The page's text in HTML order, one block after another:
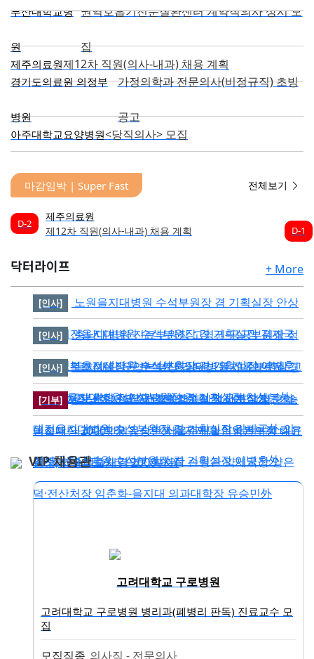
부산대학교병
원
권역호흡기전문질환센터 계약직의사 상시 모
집
제주의료원제12차 직원(의사-내과) 채용 계획
경기도의료원 의정부
병원
가정의학과 전문의사(비정규직) 초빙
공고
아주대학교요양병원<당직의사> 모집
마감임박 | Super Fast 전체보기
D-1
충남대학교병원
소아청소년과(소아응급전담) 계약직 의사 공개채용
동부병원
(응급의학과 전문의) 직원모집
D-2
부산대학교병원
권역호흡기전문질환센터 계약직의사 상시 모집
D-2
이대목동병원
하반기 전공의(레지던트1년차) 모집
D-2
D-3
D-
닥터라이프 + More
[인사] 노원을지대병원 수석부원장 겸 기획실장 안상
봉外-대전을지대병원 수석부원장 겸 기획실장 김재국
外-의정부을지대병원 수석부원장 겸 기획실장 이병훈
外노원을지대병원 수석부원장 겸 기획실장 안상봉外-
대전을지대병원 수석부원장 겸 기획실장 김재국外-의
정부을지대병원 수석부원장 겸 기획실장 이병훈外
[인사] 충남대병원 진료부원장 고영권·공공부원장 정
진규·기획조정실장 구본석外충남대병원 진료부원장 고
영권·공공부원장 정진규·기획조정실장 구본석外
[인사] 을지재단 운영본부장 김윤경-을지대의료원 경
영기획처장 손병관·약제국장 양은덕·전산처장 임춘화-
을지대 의과대학장 유승민外을지재단 운영본부장 김윤
경-을지대의료원 경영기획처장 손병관·약제국장 양은
덕·전산처장 임춘화-을지대 의과대학장 유승민外
[기부] 김상준 서울준재활의학과의원 대표원장, 간송
미술재단 2000만원김상준 서울준재활의학과의원 대표
원장, 간송미술재단 2000만원
VIP 채용관
고려대학교 구로병원
고려대학교 구로병원 병리과(폐병리 판독) 진료교수 모
집
모집직종 의사직 - 전문의사